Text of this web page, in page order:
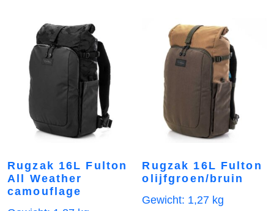
Rugzak 16L Fulton
All Weather
camouflage
Rugzak 16L Fulton
olijfgroen/bruin
Gewicht: 1,27 kg